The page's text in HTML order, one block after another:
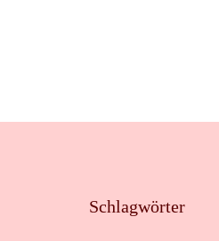
Schlagwörter